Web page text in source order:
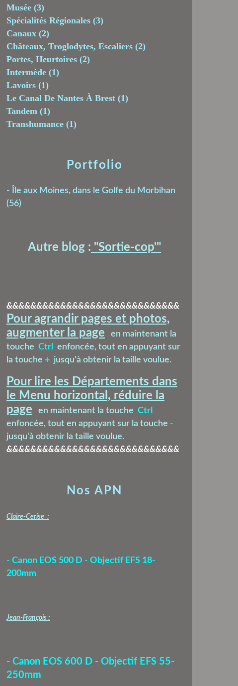
Musée (3)
Spécialités Régionales (3)
Canaux (2)
Châteaux, Troglodytes, Escaliers (2)
Portes, Heurtoires (2)
Intermède (1)
Lavoirs (1)
Le Canal De Nantes À Brest (1)
Tandem (1)
Transhumance (1)
Nos APN
Claire-Cerise :
- Canon EOS 500 D - Objectif EFS 18-
200mm
Jean-François :
- Canon EOS 600 D - Objectif EFS 55-
250mm
Portfolio
- Île aux Moines, dans le Golfe du Morbihan
(56)
Autre blog : "Sortie-cop'"
&&&&&&&&&&&&&&&&&&&&&&&&&&&&&
Pour agrandir pages et photos,
augmenter la page
en maintenant la
touche Ctrl
enfoncée, tout en appuyant sur
la touche + jusqu'à obtenir la taille voulue.
Pour lire les Départements dans
le Menu horizontal, réduire la
page
en maintenant la touche Ctrl
enfoncée, tout en appuyant sur la touche -
jusqu'à obtenir la taille voulue.
&&&&&&&&&&&&&&&&&&&&&&&&&&&&&